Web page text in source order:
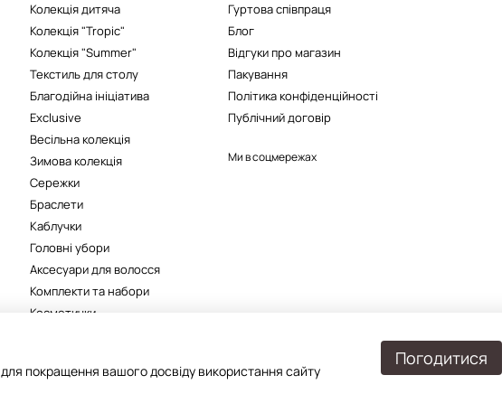
Колекція дитяча
Колекція "Tropic"
Колекція "Summer"
Текстиль для столу
Благодійна ініціатива
Exclusive
Весільна колекція
Зимова колекція
Сережки
Браслети
Каблучки
Головні убори
Аксесуари для волосся
Комплекти та набори
Косметички
Гуртова співпраця
Блог
Відгуки про магазин
Пакування
Політика конфіденційності
Публічний договір
Ми в соцмережах
для покращення вашого досвіду використання сайту
Погодитися